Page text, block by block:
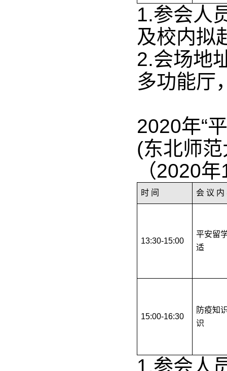
1.参会人
及校内拟
2.会场地
多功能厅
2020年“
(东北师
（2020
时 间 会 议 内
13:30-15:00
平安留
适
15:00-16:30
防疫知
识
1.参会人